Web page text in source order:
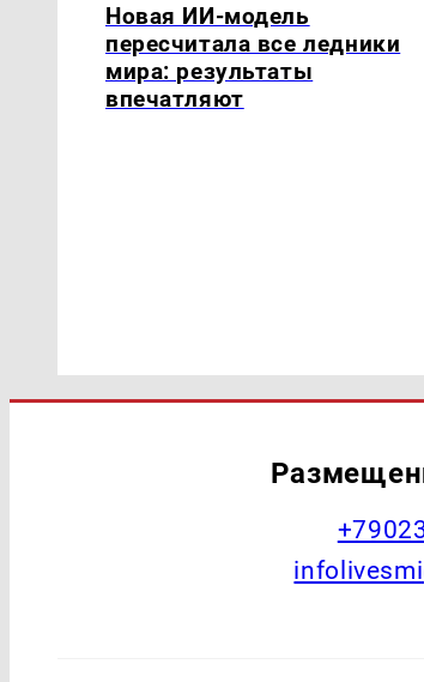
Новая ИИ-модель
пересчитала все ледники
мира: результаты
впечатляют